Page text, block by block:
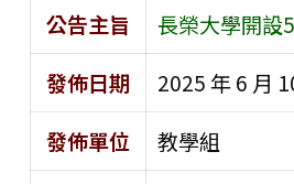
公告主旨
長榮大學開設
發佈日期
2025 年 6 月
發佈單位
教學組